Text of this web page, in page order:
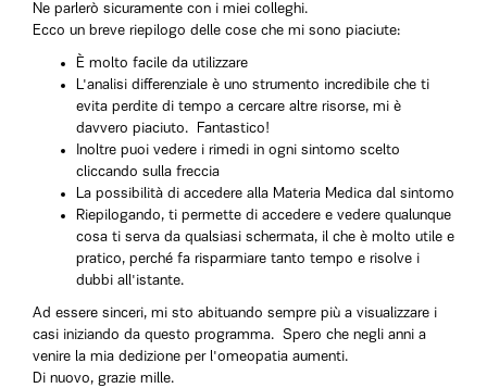
Ne parlerò sicuramente con i miei colleghi.
Ecco un breve riepilogo delle cose che mi sono piaciute:
È molto facile da utilizzare
L'analisi differenziale è uno strumento incredibile che ti
evita perdite di tempo a cercare altre risorse, mi è
davvero piaciuto. Fantastico!
Inoltre puoi vedere i rimedi in ogni sintomo scelto
cliccando sulla freccia
La possibilità di accedere alla Materia Medica dal sintomo
Riepilogando, ti permette di accedere e vedere qualunque
cosa ti serva da qualsiasi schermata, il che è molto utile e
pratico, perché fa risparmiare tanto tempo e risolve i
dubbi all'istante.
Ad essere sinceri, mi sto abituando sempre più a visualizzare i
casi iniziando da questo programma. Spero che negli anni a
venire la mia dedizione per l'omeopatia aumenti.
Di nuovo, grazie mille.